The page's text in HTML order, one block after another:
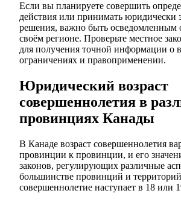
Если вы планируете совершить
действия или принимать юридически
решения, важно быть осведомленным
своём регионе. Проверьте местное
для получения точной информации о
ограничениях и правоприменении.
Юридический возраст
совершеннолетия в
провинциях Канады
В Канаде возраст совершеннолетия
провинции к провинции, и его
законов, регулирующих различные
большинстве провинций и территорий
совершеннолетие наступает в 18 или